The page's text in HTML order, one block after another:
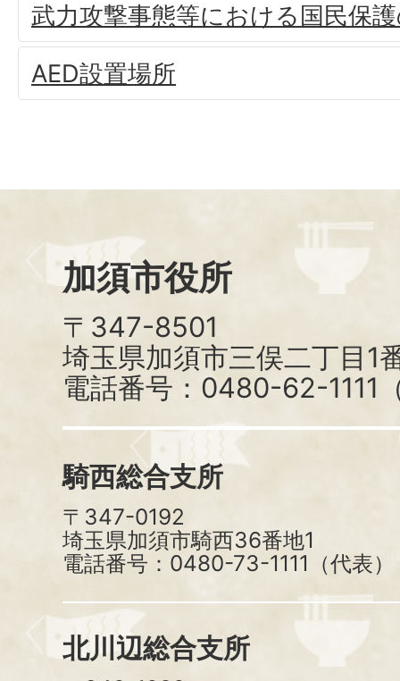
武力攻撃事態等における国民保
AED設置場所
加須市役所
〒347-8501
埼玉県加須市三俣二丁目1
電話番号：0480-62-1111
騎西総合支所
〒347-0192
埼玉県加須市騎西36番地1
電話番号：0480-73-1111（代表）
北川辺総合支所